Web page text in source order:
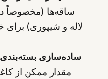
ساقه‌ها (مخصوصاً
لاله و شیپوری)
ساده‌سازی
مقدار ممکن از